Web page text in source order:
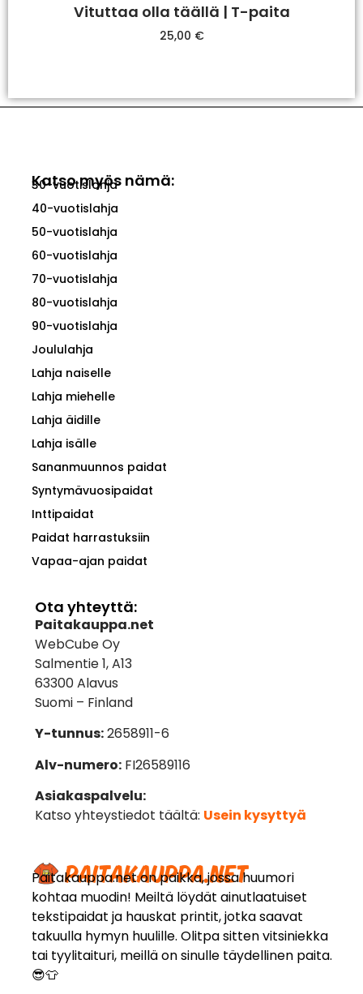
Vituttaa olla täällä | T-paita
25,00 €
Paitakauppa.net on paikka, jossa huumori
kohtaa muodin! Meiltä löydät ainutlaatuiset
tekstipaidat ja hauskat printit, jotka saavat
takuulla hymyn huulille. Olitpa sitten vitsiniekka
tai tyylitaituri, meillä on sinulle täydellinen paita.
😎👕
Katso myös nämä:
30-vuotislahja
40-vuotislahja
50-vuotislahja
60-vuotislahja
70-vuotislahja
80-vuotislahja
90-vuotislahja
Joululahja
Lahja naiselle
Lahja miehelle
Lahja äidille
Lahja isälle
Sananmuunnos paidat
Syntymävuosipaidat
Inttipaidat
Paidat harrastuksiin
Vapaa-ajan paidat
Ota yhteyttä:
Paitakauppa.net
WebCube Oy
Salmentie 1, A13
63300 Alavus
Suomi – Finland
Y-tunnus:2658911-6
Alv-numero:FI26589116
Asiakaspalvelu:
Katso yhteystiedot täältä: Usein kysyttyä